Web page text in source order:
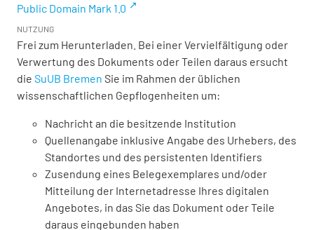
Public Domain Mark 1.0
NUTZUNG
Frei zum Herunterladen. Bei einer Vervielfältigung oder
Verwertung des Dokuments oder Teilen daraus ersucht
die SuUB Bremen Sie im Rahmen der üblichen
wissenschaftlichen Gepflogenheiten um:
Nachricht an die besitzende Institution
Quellenangabe inklusive Angabe des Urhebers, des
Standortes und des persistenten Identifiers
Zusendung eines Belegexemplares und/oder
Mitteilung der Internetadresse Ihres digitalen
Angebotes, in das Sie das Dokument oder Teile
daraus eingebunden haben